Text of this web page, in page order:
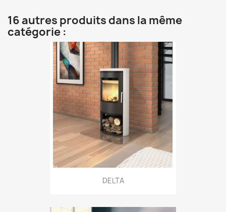
16 autres produits dans la même
catégorie :
DELTA